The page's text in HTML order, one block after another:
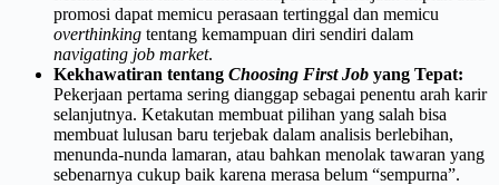
promosi dapat memicu perasaan tertinggal dan memicu
overthinking tentang kemampuan diri sendiri dalam
navigating job market.
Kekhawatiran tentang Choosing First Job yang Tepat:
Pekerjaan pertama sering dianggap sebagai penentu arah karir
selanjutnya. Ketakutan membuat pilihan yang salah bisa
membuat lulusan baru terjebak dalam analisis berlebihan,
menunda-nunda lamaran, atau bahkan menolak tawaran yang
sebenarnya cukup baik karena merasa belum “sempurna”.